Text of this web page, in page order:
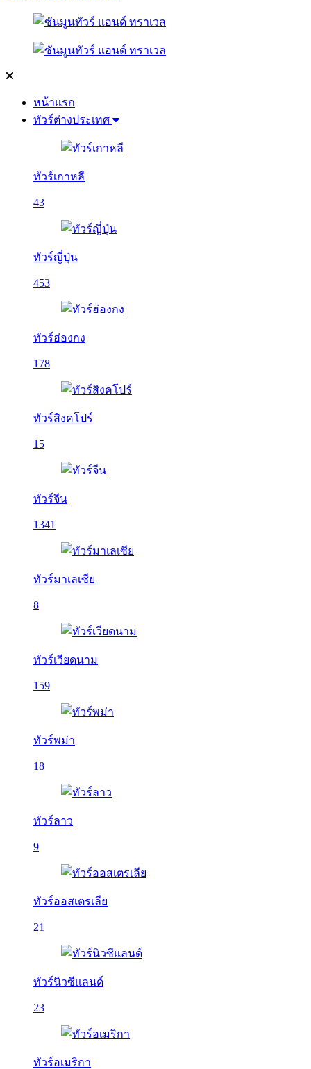
หน้าแรก
ทัวร์ต่างประเทศ
ทัวร์เกาหลี
43
ทัวร์ญี่ปุ่น
453
ทัวร์ฮ่องกง
178
ทัวร์สิงคโปร์
15
ทัวร์จีน
1341
ทัวร์มาเลเซีย
8
ทัวร์เวียดนาม
159
ทัวร์พม่า
18
ทัวร์ลาว
9
ทัวร์ออสเตรเลีย
21
ทัวร์นิวซีแลนด์
23
ทัวร์อเมริกา